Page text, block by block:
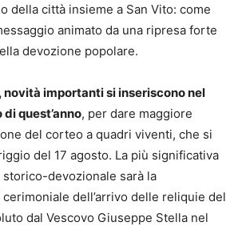
della città insieme a San Vito: come
animato da una ripresa forte
devozione popolare.
novità importanti si inseriscono nel
quest’anno, per dare maggiore
del corteo a quadri viventi, che si
del 17 agosto. La più significativa
devozionale sarà la
dell’arrivo delle reliquie del
dal Vescovo Giuseppe Stella nel